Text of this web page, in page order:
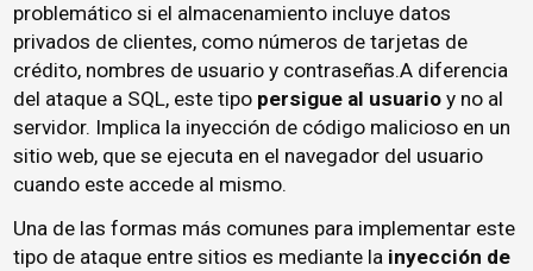
problemático si el almacenamiento incluye datos
privados de clientes, como números de tarjetas de
crédito, nombres de usuario y contraseñas.A diferencia
del ataque a SQL, este tipo persigue al usuario y no al
servidor. Implica la inyección de código malicioso en un
sitio web, que se ejecuta en el navegador del usuario
cuando este accede al mismo.
Una de las formas más comunes para implementar este
tipo de ataque entre sitios es mediante la inyección de